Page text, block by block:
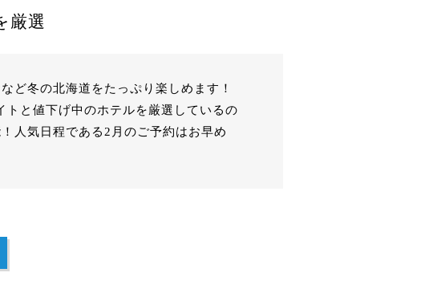
厳選
ど冬の北海道をたっぷり楽しめます！
トと値下げ中のホテルを厳選しているの
人気日程である2月のご予約はお早め